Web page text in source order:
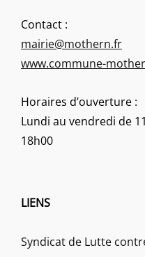
Contact :
mairie@mothern.fr
www.commune-
Horaires d’ouverture :
Lundi au vendredi de
18h00
LIENS
Syndicat de Lutte